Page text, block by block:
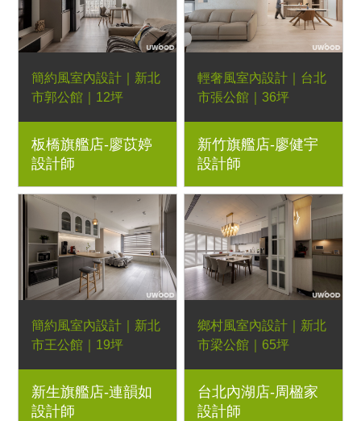
餐椅、湖濱長凳、湖濱
三抽電視櫃、軌道燈
簡約風室內設計｜新北
市郭公館｜12坪
2房2廳｜優渥系統櫃、
Orderfloor超耐磨木地
板、LED燈條、鐵件五
金階梯
板橋旗艦店-廖苡婷
設計師
輕奢風室內設計｜台北
市張公館｜36坪
3房2廳｜優渥系統櫃、
藝術漆、木作、倚靠實
木床架、暮光實木床頭
櫃
新竹旗艦店-廖健宇
設計師
簡約風室內設計｜新北
市王公館｜19坪
3房2廳｜優渥系統櫃、
Orderfloor超耐磨木地
板、克洛伊床墊、鐵件
新生旗艦店-連韻如
設計師
鄉村風室內設計｜新北
市梁公館｜65坪
透天厝｜優渥系統櫃、
Orderfloor超耐磨木地
板、鐵件烤漆玻璃滑
台北內湖店-周楹家
設計師